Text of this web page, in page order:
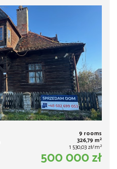
9 rooms
326,79 m2
1 530,03 zł/m2
500 000 zł